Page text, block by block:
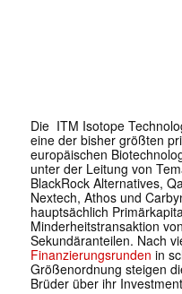
Die ITM Isotope
eine der bisher größten
europäischen
unter der Leitung von
BlackRock Alternatives,
Nextech, Athos und
hauptsächlich
Minderheitstransaktion
Sekundäranteilen. Nach
Finanzierungsrunden in
Größenordnung steigen
Brüder über ihr